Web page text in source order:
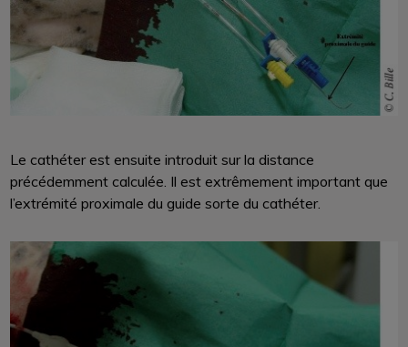
Le cathéter est ensuite introduit sur la distance
précédemment calculée. Il est extrêmement important que
l’extrémité proximale du guide sorte du cathéter.